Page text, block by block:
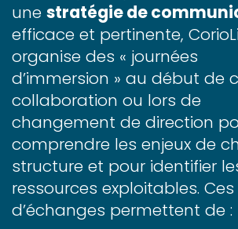
une stratégie de
efficace et pertinente,
organise des « journées
d’immersion » au début de
collaboration ou lors de
changement de direction
comprendre les enjeux de
structure et pour identifier
ressources exploitables.
d’échanges permettent de :